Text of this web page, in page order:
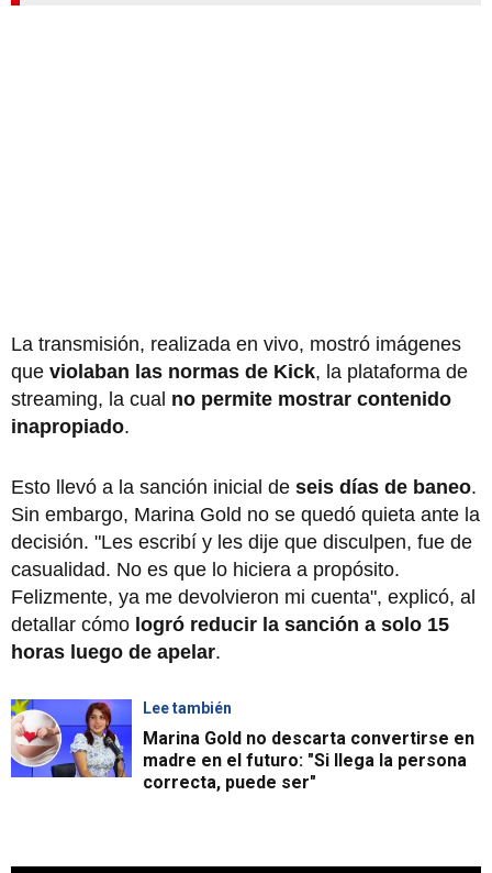
La transmisión, realizada en vivo, mostró imágenes
que violaban las normas de Kick, la plataforma de
streaming, la cual no permite mostrar contenido
inapropiado.
Esto llevó a la sanción inicial de seis días de baneo.
Sin embargo, Marina Gold no se quedó quieta ante la
decisión. "Les escribí y les dije que disculpen, fue de
casualidad. No es que lo hiciera a propósito.
Felizmente, ya me devolvieron mi cuenta", explicó, al
detallar cómo logró reducir la sanción a solo 15
horas luego de apelar.
Lee también
Marina Gold no descarta convertirse en
madre en el futuro: "Si llega la persona
correcta, puede ser"